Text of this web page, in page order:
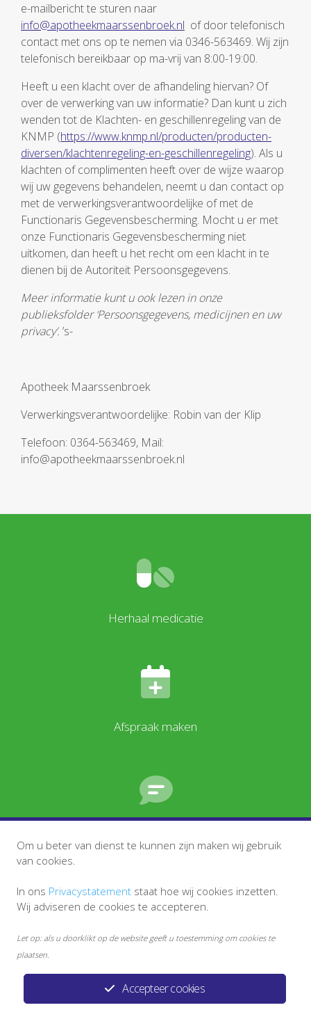
e-mailbericht te sturen naar
info@apotheekmaarssenbroek.nl of door telefonisch
contact met ons op te nemen via 0346-563469. Wij zijn
telefonisch bereikbaar op ma-vrij van 8:00-19:00.
Heeft u een klacht over de afhandeling hiervan? Of
over de verwerking van uw informatie? Dan kunt u zich
wenden tot de Klachten- en geschillenregeling van de
KNMP (https://www.knmp.nl/producten/producten-
diversen/klachtenregeling-en-geschillenregeling). Als u
klachten of complimenten heeft over de wijze waarop
wij uw gegevens behandelen, neemt u dan contact op
met de verwerkingsverantwoordelijke of met de
Functionaris Gegevensbescherming. Mocht u er met
onze Functionaris Gegevensbescherming niet
uitkomen, dan heeft u het recht om een klacht in te
dienen bij de Autoriteit Persoonsgegevens.
Meer informatie kunt u ook lezen in onze
publieksfolder ‘Persoonsgegevens, medicijnen en uw
privacy’. ’s-
Apotheek Maarssenbroek
Verwerkingsverantwoordelijke: Robin van der Klip
Telefoon: 0364-563469, Mail:
info@apotheekmaarssenbroek.nl
Herhaal medicatie
Afspraak maken
Accepteer cookies
Om u beter van dienst te kunnen zijn maken wij gebruik
van cookies.
In ons Privacystatement staat hoe wij cookies inzetten.
Wij adviseren de cookies te accepteren.
Let op: als u doorklikt op de website geeft u toestemming om cookies te
plaatsen.